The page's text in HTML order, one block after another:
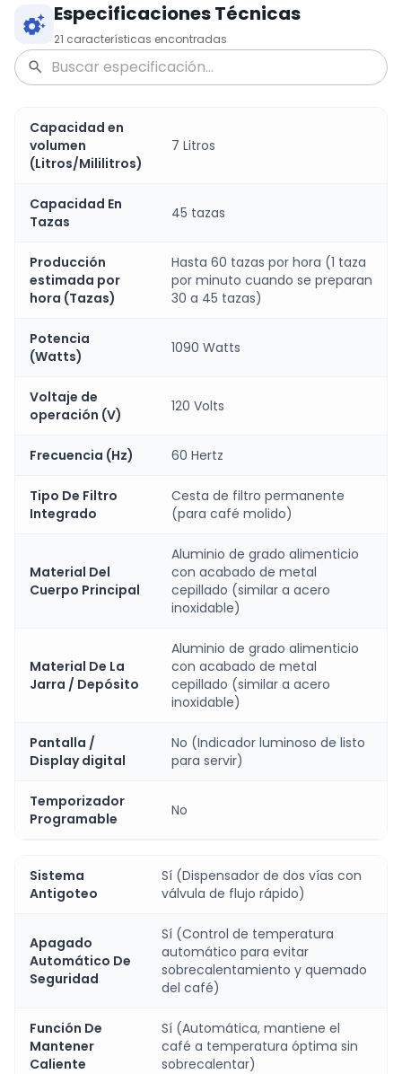
Especificaciones Técnicas
21 características encontradas
Capacidad en
volumen
(Litros/Mililitros)
7 Litros
Capacidad En
Tazas
45 tazas
Producción
estimada por
hora (Tazas)
Hasta 60 tazas por hora (1 taza
por minuto cuando se preparan
30 a 45 tazas)
Potencia
(Watts)
1090 Watts
Voltaje de
operación (V)
120 Volts
Frecuencia (Hz) 60 Hertz
Tipo De Filtro
Integrado
Cesta de filtro permanente
(para café molido)
Material Del
Cuerpo Principal
Aluminio de grado alimenticio
con acabado de metal
cepillado (similar a acero
inoxidable)
Material De La
Jarra / Depósito
Aluminio de grado alimenticio
con acabado de metal
cepillado (similar a acero
inoxidable)
Pantalla /
Display digital
No (Indicador luminoso de listo
para servir)
Temporizador
Programable
No
Sistema
Antigoteo
Sí (Dispensador de dos vías con
válvula de flujo rápido)
Apagado
Automático De
Seguridad
Sí (Control de temperatura
automático para evitar
sobrecalentamiento y quemado
del café)
Función De
Mantener
Caliente
Sí (Automática, mantiene el
café a temperatura óptima sin
sobrecalentar)